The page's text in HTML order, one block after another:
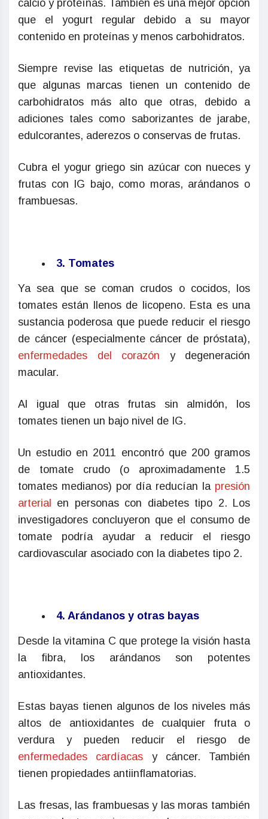
calcio y proteínas. También es una mejor opción
que el yogurt regular debido a su mayor
contenido en proteínas y menos carbohidratos.
Siempre revise las etiquetas de nutrición, ya
que algunas marcas tienen un contenido de
carbohidratos más alto que otras, debido a
adiciones tales como saborizantes de jarabe,
edulcorantes, aderezos o conservas de frutas.
Cubra el yogur griego sin azúcar con nueces y
frutas con IG bajo, como moras, arándanos o
frambuesas.
3. Tomates
Ya sea que se coman crudos o cocidos, los
tomates están llenos de licopeno. Esta es una
sustancia poderosa que puede reducir el riesgo
de cáncer (especialmente cáncer de próstata),
enfermedades del corazón y degeneración
macular.
Al igual que otras frutas sin almidón, los
tomates tienen un bajo nivel de IG.
Un estudio en 2011 encontró que 200 gramos
de tomate crudo (o aproximadamente 1.5
tomates medianos) por día reducían la presión
arterial
en personas con diabetes tipo 2. Los
investigadores concluyeron que el consumo de
tomate podría ayudar a reducir el riesgo
cardiovascular asociado con la diabetes tipo 2.
4. Arándanos y otras bayas
Desde la vitamina C que protege la visión hasta
la fibra, los arándanos son potentes
antioxidantes.
Estas bayas tienen algunos de los niveles más
altos de antioxidantes de cualquier fruta o
verdura y pueden reducir el riesgo de
enfermedades cardíacas y cáncer. También
tienen propiedades antiinflamatorias.
Las fresas, las frambuesas y las moras también